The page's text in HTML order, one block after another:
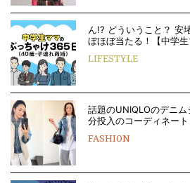
ん!? どういうこと？ 安
ぼほぼ当たる！【中学
LIFESTYLE
話題のUNIQLOのデニ
分投入のコーディネート
FASHION